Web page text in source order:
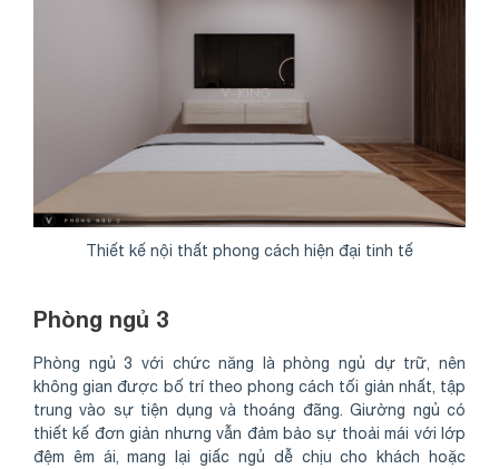
Thiết kế nội thất phong cách hiện đại tinh tế
Phòng ngủ 3
Phòng ngủ 3 với chức năng là phòng ngủ dự trữ, nên
không gian được bố trí theo phong cách tối giản nhất, tập
trung vào sự tiện dụng và thoáng đãng. Giường ngủ có
thiết kế đơn giản nhưng vẫn đảm bảo sự thoải mái với lớp
đệm êm ái, mang lại giấc ngủ dễ chịu cho khách hoặc